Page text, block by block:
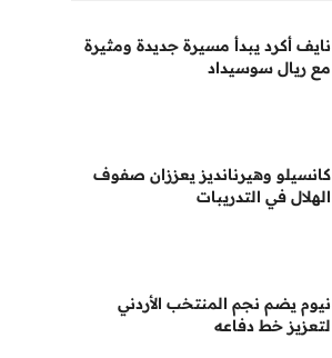
نايف أكرد يبدأ مسيرة جديدة ومثيرة
مع ريال سوسيداد
كانسيلو وهيرنانديز يعززان صفوف
الهلال في التدريبات
نيوم يضم نجم المنتخب الأردني
لتعزيز خط دفاعه